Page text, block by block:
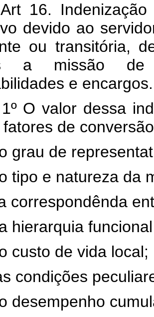
Art 16.
devido ao
ou transitória,
a missão
e encargos.
O valor dessa
de
grau de
tipo e natureza da
correspondênda
hierarquia
custo de vida local;
condições
desempenho